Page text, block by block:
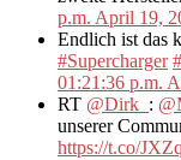
p.m. April 19,
Endlich ist das
#Supercharger
01:21:36 p.m.
RT @Dirk_ :
unserer
https://t.co/